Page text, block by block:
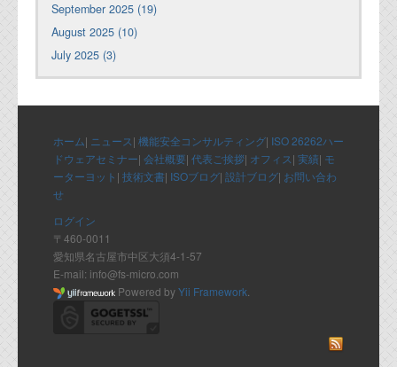
September 2025 (19)
August 2025 (10)
July 2025 (3)
ホーム| ニュース| 機能安全コンサルティング| ISO 26262ハー
ドウェアセミナー| 会社概要| 代表ご挨拶| オフィス| 実績| モ
ーターヨット | 技術文書| ISOブログ| 設計ブログ| お問い合わ
せ
ログイン
〒460-0011
愛知県名古屋市中区大須4-1-57
E-mail: info@fs-micro.com
Powered byYii Framework